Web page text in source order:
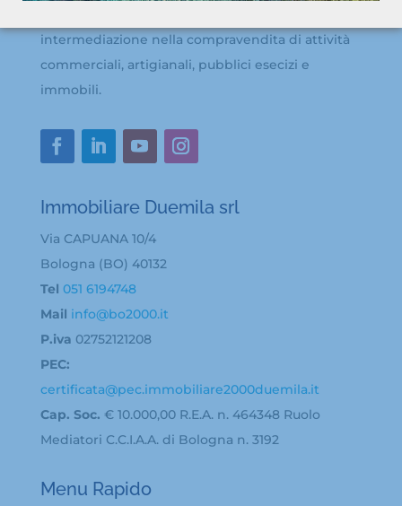
intermediazione nella compravendita di attività
commerciali, artigianali, pubblici esecizi e
immobili.
Immobiliare Duemila srl
Via CAPUANA 10/4
Bologna (BO) 40132
Tel 051 6194748
Mail info@bo2000.it
P.iva 02752121208
PEC:
certificata@pec.immobiliare2000duemila.it
Cap. Soc. € 10.000,00 R.E.A. n. 464348 Ruolo
Mediatori C.C.I.A.A. di Bologna n. 3192
Menu Rapido